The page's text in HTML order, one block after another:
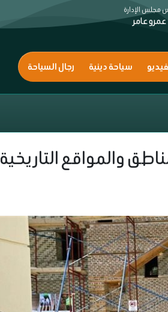
مجلس الإدارة
عمرو عامر
سياحة دينية رجال السياحة
والمواقع التاريخية